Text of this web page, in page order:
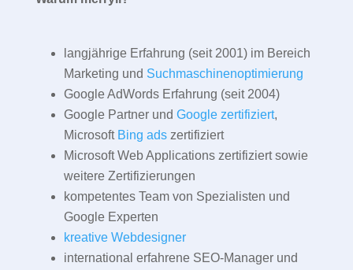
langjährige Erfahrung (seit 2001) im Bereich
Marketing und Suchmaschinenoptimierung
Google AdWords Erfahrung (seit 2004)
Google Partner und Google zertifiziert,
Microsoft Bing adszertifiziert
Microsoft Web Applications zertifiziert sowie
weitere Zertifizierungen
kompetentes Team von Spezialisten und
Google Experten
kreative Webdesigner
international erfahrene SEO-Manager und